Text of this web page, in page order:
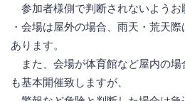
参加者様側で判断されないようお
・会場は屋外の場合、雨天・荒天
あります。
また、会場が体育館など屋内の場
も基本開催致しますが、